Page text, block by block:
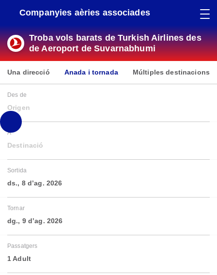
Companyies aèries associades
Troba vols barats de Turkish Airlines des
de Aeroport de Suvarnabhumi
Una direcció Anada i tornada Múltiples destinacions
Des de
Origen
A
Destinació
Sortida
ds., 8 d’ag. 2026
Tornar
dg., 9 d’ag. 2026
Passatgers
1 Adult